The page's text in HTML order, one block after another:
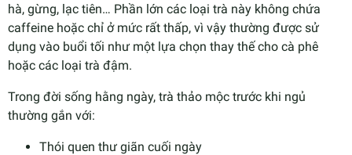
hà, gừng, lạc tiên… Phần lớn các loại trà này không chứa
caffeine hoặc chỉ ở mức rất thấp, vì vậy thường được sử
dụng vào buổi tối như một lựa chọn thay thế cho cà phê
hoặc các loại trà đậm.
Trong đời sống hằng ngày, trà thảo mộc trước khi ngủ
thường gắn với:
Thói quen thư giãn cuối ngày